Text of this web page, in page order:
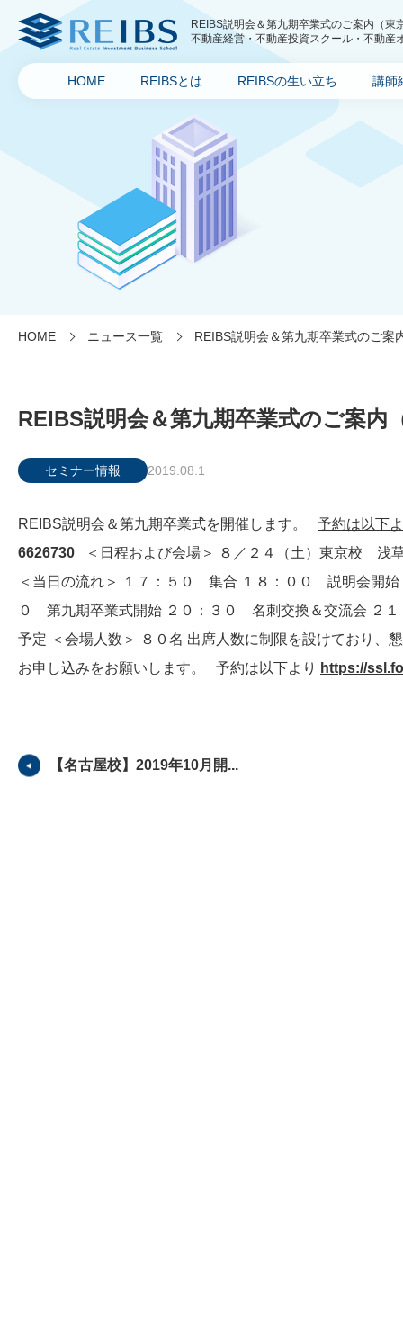
REIBS説明会＆第九期卒業式のご案内（東
不動産経営・不動産投資スクール・不動産
HOME REIBSとは REIBSの生い立ち 講師
HOME ニュース一覧 REIBS説明会＆第九期卒業式のご案
REIBS説明会＆第九期卒業式のご案内
セミナー情報 2019.08.1
REIBS説明会＆第九期卒業式を開催します。 予約は以下
6626730 ＜日程および会場＞ ８／２４（土）東京校 浅
＜当日の流れ＞ １７：５０ 集合 １８：００ 説明会開
０ 第九期卒業式開始 ２０：３０ 名刺交換＆交流会 ２
予定 ＜会場人数＞ ８０名 出席人数に制限を設けており、
お申し込みをお願いします。 予約は以下より
https://
【名古屋校】2019年10月開...